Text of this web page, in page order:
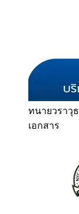
ทนายวราวุธ
เอกสาร